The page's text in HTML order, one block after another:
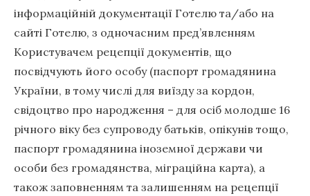
інформаційній документації Готелю та/або на
сайті Готелю, з одночасним пред’явленням
Користувачем рецепції документів, що
посвідчують його особу (паспорт громадянина
України, в тому числі для виїзду за кордон,
свідоцтво про народження – для осіб молодше 16
річного віку без супроводу батьків, опікунів тощо,
паспорт громадянина іноземної держави чи
особи без громадянства, міграційна карта), а
також заповненням та залишенням на рецепції